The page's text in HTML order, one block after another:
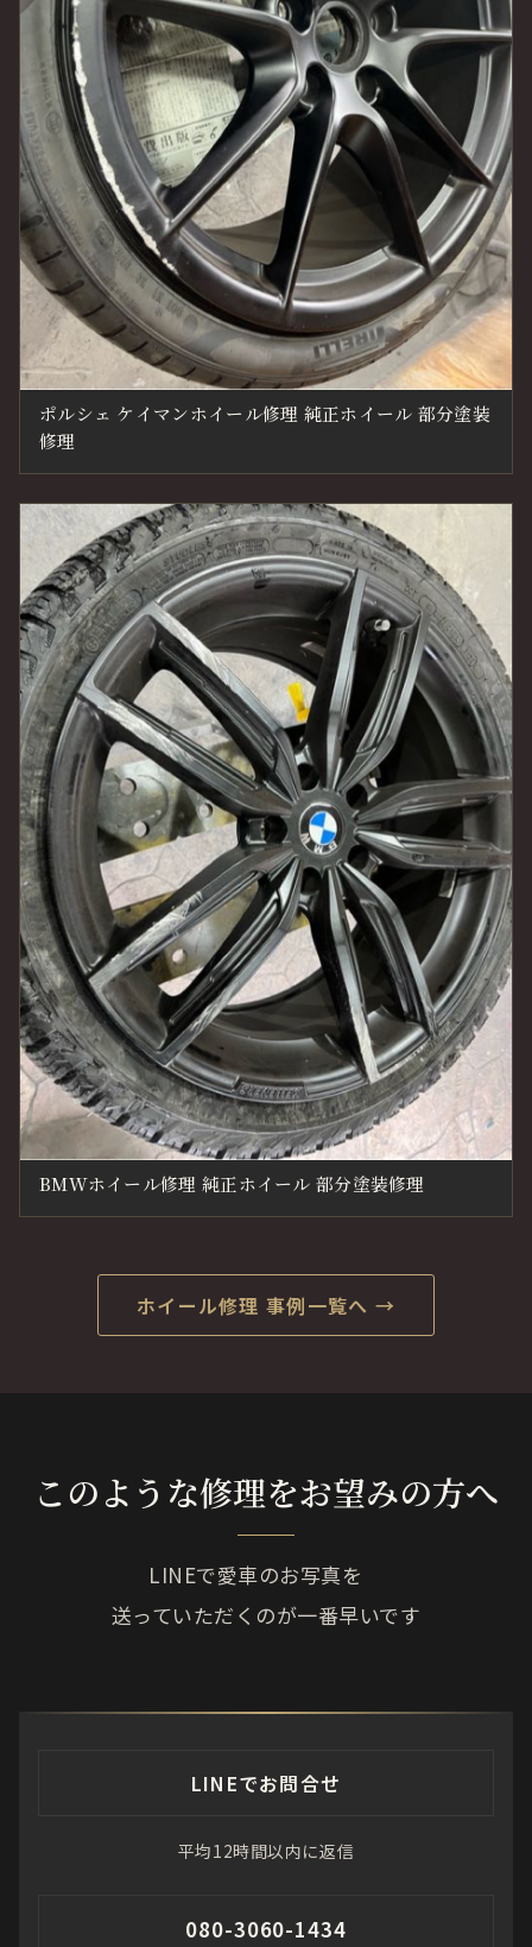
ポルシェ ケイマンホイール修理 純正ホイール 部分塗装
修理
BMWホイール修理 純正ホイール 部分塗装修理
ホイール修理 事例一覧へ →
このような修理をお望みの方へ
LINEで愛車のお写真を
送っていただくのが一番早いです
LINEでお問合せ
平均12時間以内に返信
080-3060-1434